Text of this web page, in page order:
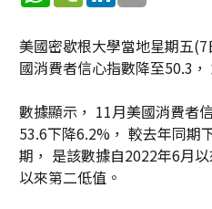
美國密歇根大學當地星期五
國消費者信心指數降至50.3
數據顯示， 11月美國消費者
53.6下降6.2%， 較去年同期
期， 是該數據自2022年6月
以來第二低值。